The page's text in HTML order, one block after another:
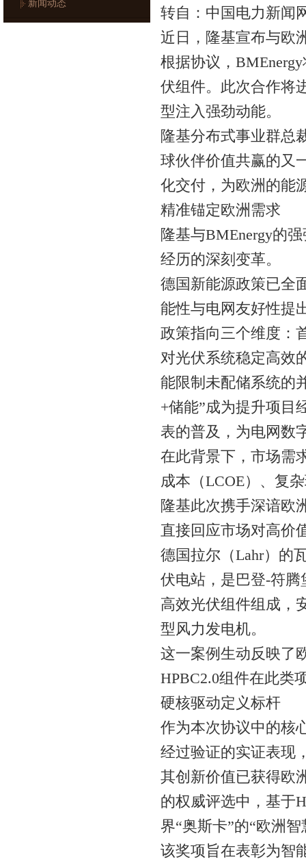
新闻动态
转自：中国电力新闻
近日，隆基宣布与欧
根据协议，
伏组件。此次合作将
型注入强劲动能。
隆基分布式事业群总
球伙伴价值共赢的又
化交付，为欧洲的能
精准锚定欧洲需求
隆基与BMEnergy的
经历的深刻变革。
德国新能源政策已全
能性与电网友好性提
政策指向三个维度：
对光伏系统稳定高效
能限制未配储系统的
+储能”成为提升项目
表的普及，为电网数
在此背景下，市场需
成本（LCOE）、复
隆基此次携手深谙欧
直接回应市场对高价
德国拉尔（Lahr）的
伏电站，是巴登-符腾
高效光伏组件组成，
型风力发电机。
这一案例生动反映了
HPBC2.0组件在此类
硬核驱动定义标杆
作为本次协议中的核
经过验证的实证表现
其创新价值已获得欧
的权威评选中，基于
界“奥斯卡”的“欧洲
该奖项旨在表彰为智